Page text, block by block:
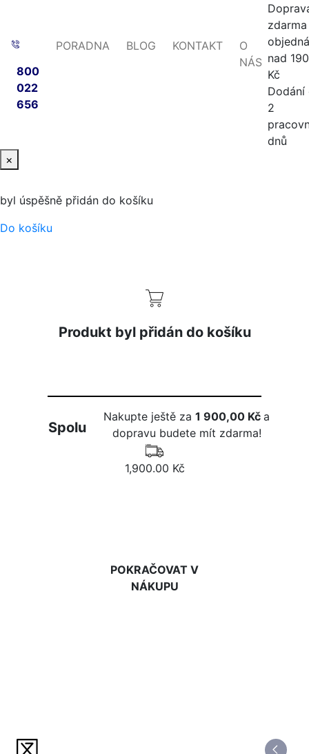
800
022
656
PORADNA BLOG KONTAKT
O
NÁS nad
Kč
Dodání
2
dnů
×
byl úspěšně přidán do košíku
Do košíku
Produkt byl přidán do košíku
Spolu
Nakupte ještě za1 900,00 Kča
dopravu budete mít zdarma!
1,900.00 Kč
POKRAČOVAT V
NÁKUPU